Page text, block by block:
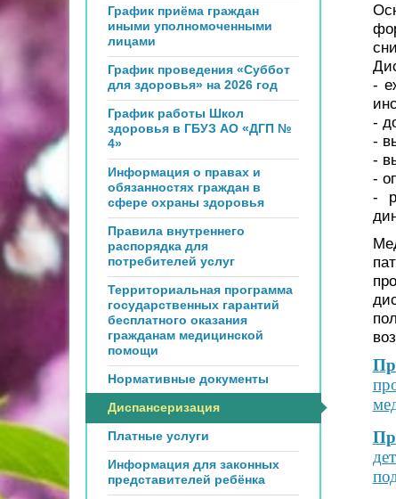
График приёма граждан
иными уполномоченными
лицами
График проведения «Суббот
для здоровья» на 2026 год
График работы Школ
здоровья в ГБУЗ АО «ДГП №
4»
Информация о правах и
обязанностях граждан в
сфере охраны здоровья
Правила внутреннего
распорядка для
потребителей услуг
Территориальная программа
государственных гарантий
бесплатного оказания
гражданам медицинской
помощи
Нормативные документы
Диспансеризация
Платные услуги
Информация для законных
представителей ребёнка
-
-
-
-
-
-